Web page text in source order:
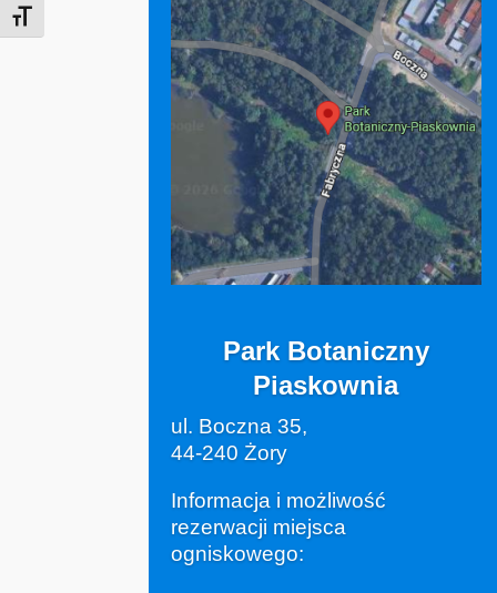
Rozmiar czcionki
Park Botaniczny
Piaskownia
ul. Boczna 35,
44-240 Żory
Informacja i możliwość
rezerwacji miejsca
ogniskowego: